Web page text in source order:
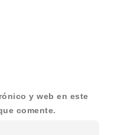
y web en este
comente.